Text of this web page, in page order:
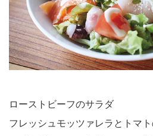
ローストビーフのサラダ
フレッシュモッツァレラとト